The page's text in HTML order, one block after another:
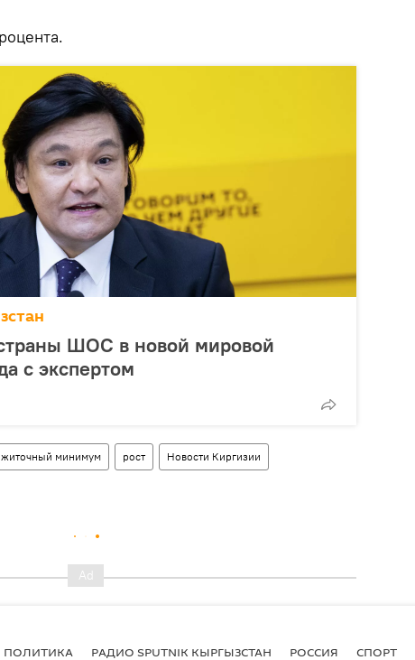
ШОС в новой мировой
с экспертом
минимум рост Новости Киргизии
ПОЛИТИКА РАДИО SPUTNIK КЫРГЫЗСТАН РОССИЯ СПОРТ